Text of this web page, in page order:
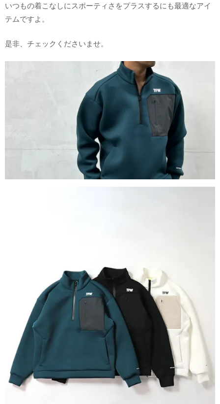
いつもの着こなしにスポーティさをプラスするにも最適なアイ
テムですよ。
是非、チェックくださいませ。